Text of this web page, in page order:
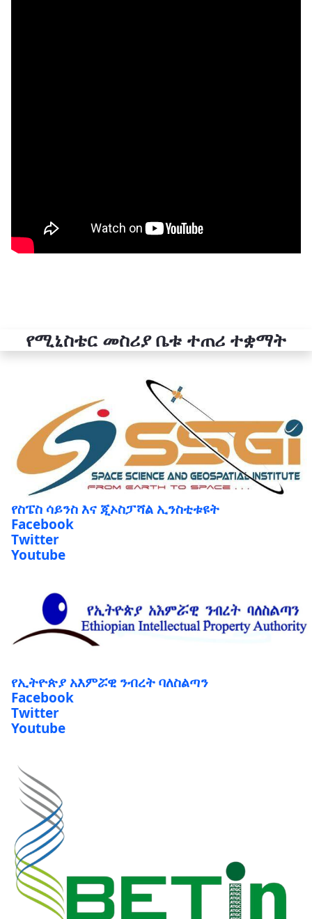
የሚኒስቴር መስሪያ ቤቱ ተጠሪ ተቋማት
የስፔስ ሳይንስ እና ጂኦስፓሻል ኢንስቲቱዩት
Facebook
Twitter
Youtube
የኢትዮጵያ አእምሯዊ ንብረት ባለስልጣን
Facebook
Twitter
Youtube